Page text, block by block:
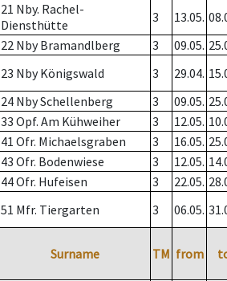
21 Nby. Rachel-
Diensthütte
3 13.05.
22 Nby Bramandlberg 3 09.05.
23 Nby Königswald 3 29.04.
24 Nby Schellenberg 3 09.05.
33 Opf. Am Kühweiher 3 12.05.
41 Ofr. Michaelsgraben 3 16.05.
43 Ofr. Bodenwiese 3 12.05.
44 Ofr. Hufeisen 3 22.05.
51 Mfr. Tiergarten 3 06.05.
Surname TM from